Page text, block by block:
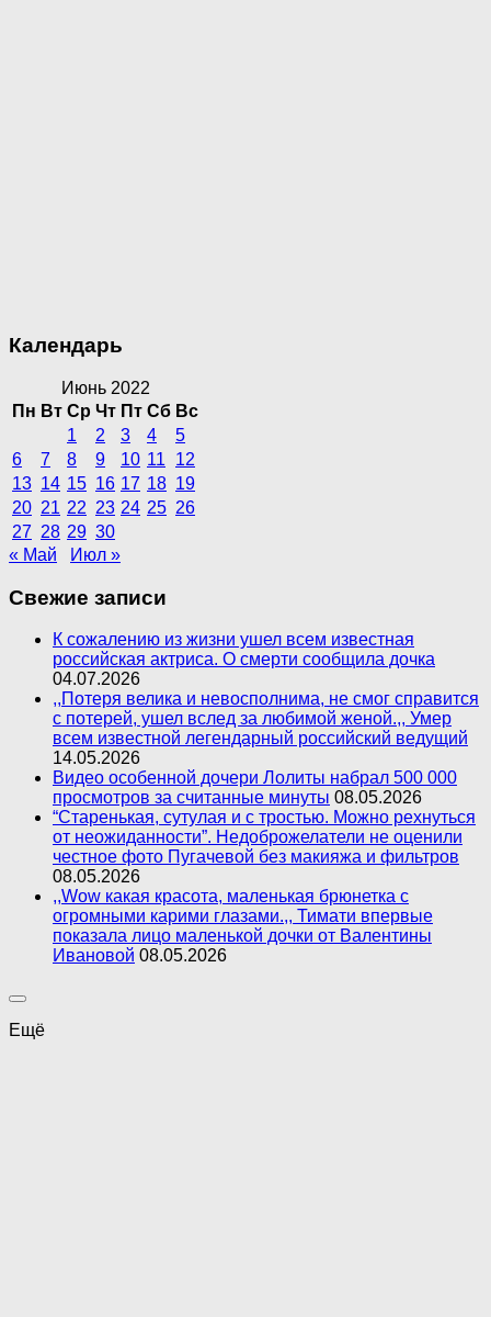
Календарь
Июнь 2022
Пн Вт Ср Чт Пт Сб Вс
1
2 3 4
5
6
7 8 9 10 11
12
13 14 15 16 17 18 19
20 21 22 23 24 25 26
27 28 29 30
« Май
Июл »
Свежие записи
К сожалению из жизни ушел всем известная
российская актриса. О смерти сообщила дочка
04.07.2026
,,Потеря велика и невосполнима, не смог справится
с потерей, ушел вслед за любимой женой.,, Умер
всем известной легендарный российский ведущий
14.05.2026
Видео особенной дочери Лолиты набрал 500 000
просмотров за считанные минуты 08.05.2026
“Старенькая, сутулая и с тростью. Можно рехнуться
от неожиданности”. Недоброжелатели не оценили
честное фото Пугачевой без макияжа и фильтров
08.05.2026
,,Wow какая красота, маленькая брюнетка с
огромными карими глазами.,, Тимати впервые
показала лицо маленькой дочки от Валентины
Ивановой 08.05.2026
Ещё